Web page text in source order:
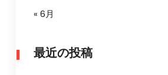
« 6月
最近の投稿